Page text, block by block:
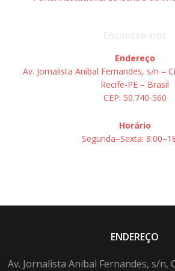
Endereço
Av. Jornalista Aníbal Fernandes, s/n –
Recife-PE – Brasil
CEP: 50.740-560
Horário
Segunda–Sexta:
ENDEREÇO
Av. Jornalista Anibal Fernandes, s/n,